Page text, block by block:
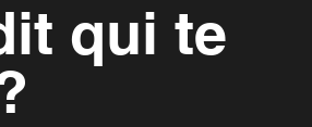
qui te